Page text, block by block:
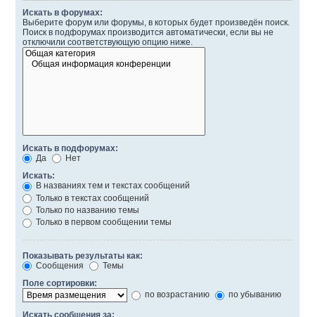
Искать в форумах:
Выберите форум или форумы, в которых будет произведён поиск.
Поиск в подфорумах производится автоматически, если вы не
отключили соответствующую опцию ниже.
Искать в подфорумах:
Да
Нет
Искать:
В названиях тем и текстах сообщений
Только в текстах сообщений
Только по названию темы
Только в первом сообщении темы
Показывать результаты как:
Сообщения
Темы
Поле сортировки:
по возрастанию
по убыванию
Искать сообщения за: